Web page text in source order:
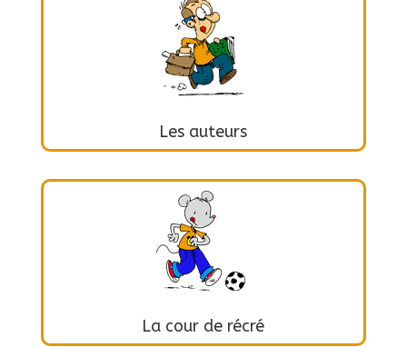
Les auteurs
La cour de récré